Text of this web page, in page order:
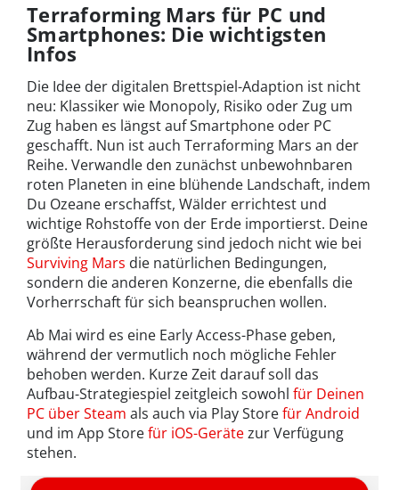
Terraforming Mars für PC und
Smartphones: Die wichtigsten
Infos
Die Idee der digitalen Brettspiel-Adaption ist nicht
neu: Klassiker wie Monopoly, Risiko oder Zug um
Zug haben es längst auf Smartphone oder PC
geschafft. Nun ist auch Terraforming Mars an der
Reihe. Verwandle den zunächst unbewohnbaren
roten Planeten in eine blühende Landschaft, indem
Du Ozeane erschaffst, Wälder errichtest und
wichtige Rohstoffe von der Erde importierst. Deine
größte Herausforderung sind jedoch nicht wie bei
Surviving Mars die natürlichen Bedingungen,
sondern die anderen Konzerne, die ebenfalls die
Vorherrschaft für sich beanspruchen wollen.
Ab Mai wird es eine Early Access-Phase geben,
während der vermutlich noch mögliche Fehler
behoben werden. Kurze Zeit darauf soll das
Aufbau-Strategiespiel zeitgleich sowohl für Deinen
PC über Steam als auch via Play Storefür Android
und im App Storefür iOS-Gerätezur Verfügung
stehen.